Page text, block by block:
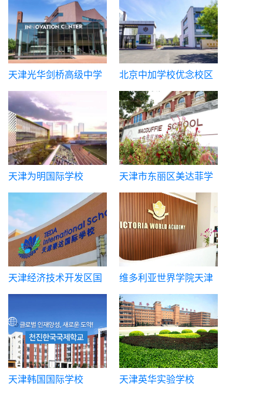
天津光华剑桥高级中学
北京中加学校优念校区
（天津优念高级中学国
际部）
天津为明国际学校
天津市东丽区美达菲学
校
天津经济技术开发区国
际学校（泰达国际学
维多利亚世界学院天津
校区|六力学校维多利亚
课程中心
天津韩国国际学校 天津英华实验学校